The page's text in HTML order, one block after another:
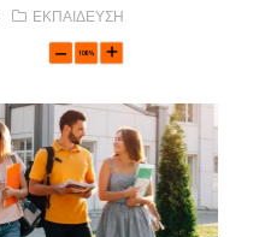
ΕΚΠΑΙΔΕΥΣΗ